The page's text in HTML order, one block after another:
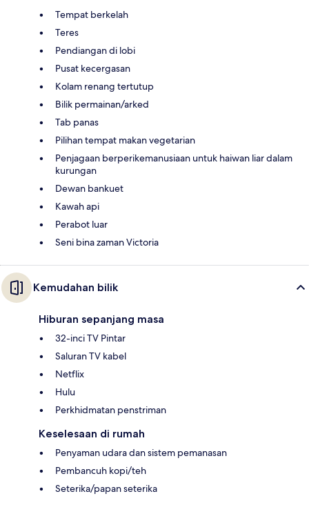
Tempat berkelah
Teres
Pendiangan di lobi
Pusat kecergasan
Kolam renang tertutup
Bilik permainan/arked
Tab panas
Pilihan tempat makan vegetarian
Penjagaan berperikemanusiaan untuk haiwan liar dalam
kurungan
Dewan bankuet
Kawah api
Perabot luar
Seni bina zaman Victoria
Kemudahan bilik
Hiburan sepanjang masa
32-inci TV Pintar
Saluran TV kabel
Netflix
Hulu
Perkhidmatan penstriman
Keselesaan di rumah
Penyaman udara dan sistem pemanasan
Pembancuh kopi/teh
Seterika/papan seterika